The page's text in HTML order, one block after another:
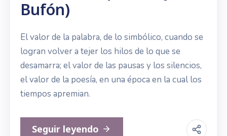
Bufón)
El valor de la palabra, de lo simbólico, cuando se
logran volver a tejer los hilos de lo que se
desamarra; el valor de las pausas y los silencios,
el valor de la poesía, en una época en la cual los
tiempos apremian.
Seguir leyendo